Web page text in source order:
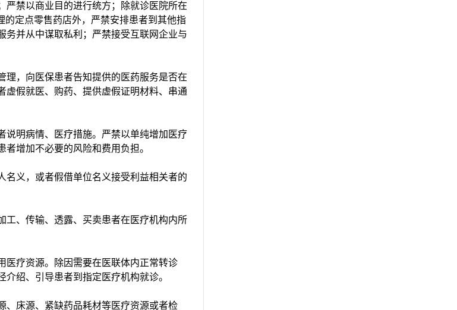
严禁以商业目的进行统方；除就诊医院所在
的定点零售药店外，严禁安排患者到其他指
务并从中谋取私利；严禁接受互联网企业与
理，向医保患者告知提供的医药服务是否在
虚假就医、购药、提供虚假证明材料、串通
说明病情、医疗措施。严禁以单纯增加医疗
增加不必要的风险和费用负担。
名义，或者假借单位名义接受利益相关者的
工、传输、透露、买卖患者在医疗机构内所
医疗资源。除因需要在医联体内正常转诊
绍、引导患者到指定医疗机构就诊。
、床源、紧缺药品耗材等医疗资源或者检